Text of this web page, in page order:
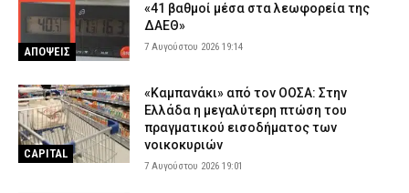
ΑΠΟΨΕΙΣ
«41 βαθμοί μέσα στα λεωφορεία της
ΔΑΕΘ»
7 Αυγούστου 2026 19:14
CAPITAL
«Καμπανάκι» από τον ΟΟΣΑ: Στην
Ελλάδα η μεγαλύτερη πτώση του
πραγματικού εισοδήματος των
νοικοκυριών
7 Αυγούστου 2026 19:01